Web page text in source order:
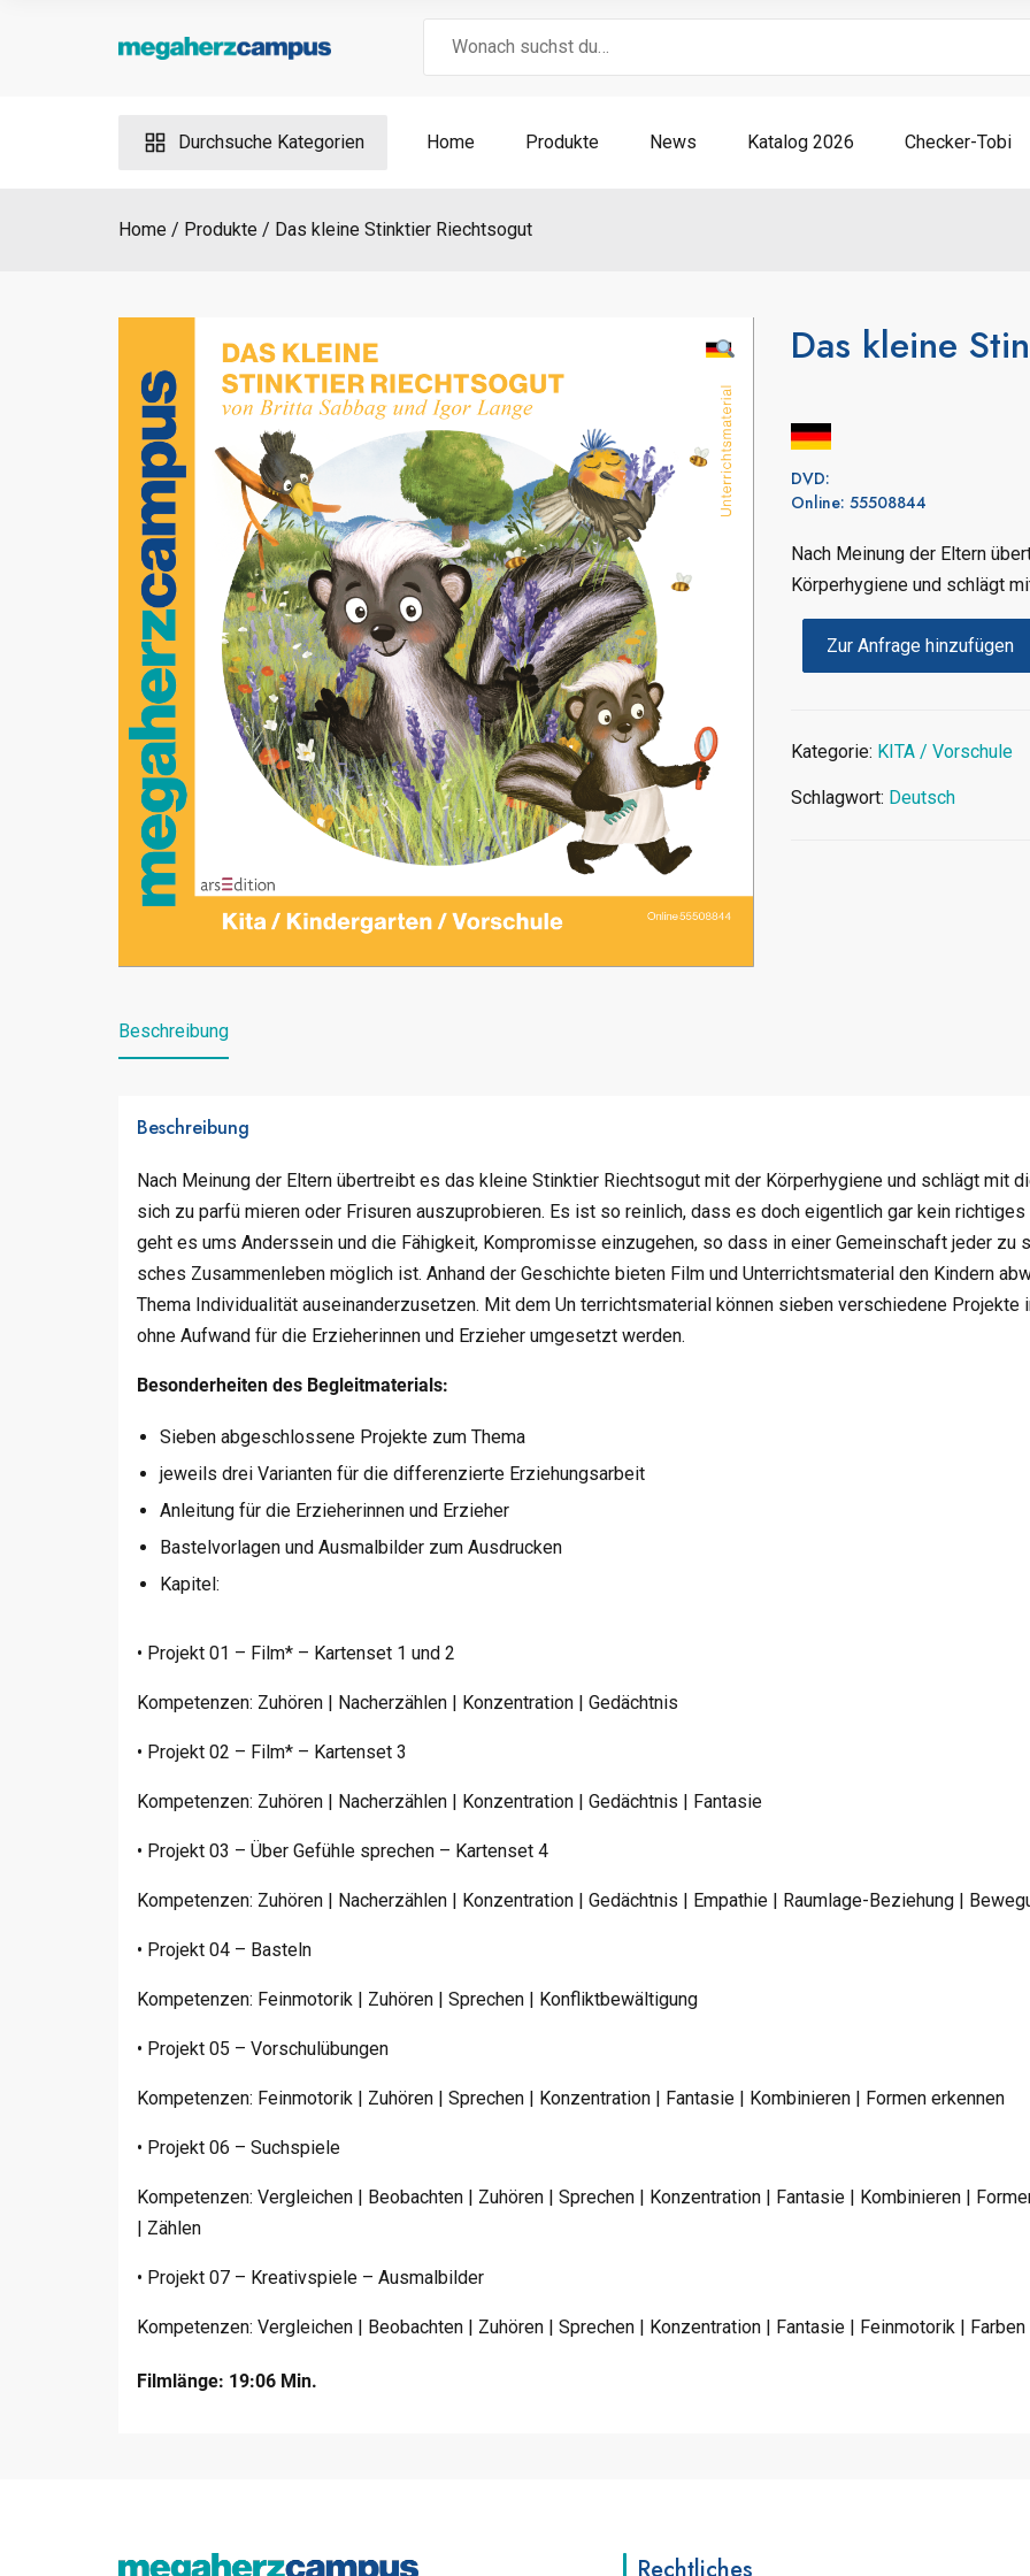
Durchsuche Kategorien Home Produkte News Katalog 2026 Checker-Tobi
Home Produkte Das kleine Stinktier Riechtsogut
Das kleine
DVD:
Online: 55508844
Nach Meinung der Eltern
Körperhygiene und schlägt
Zur Anfrage hinzufügen
Kategorie: KITA / Vorschule
Schlagwort: Deutsch
Beschreibung
Beschreibung
Nach Meinung der Eltern übertreibt es das kleine Stinktier Riechtsogut mit der Körperhygiene und schlägt mit
sich zu parfü mieren oder Frisuren auszuprobieren. Es ist so reinlich, dass es doch eigentlich gar kein
geht es ums Anderssein und die Fähigkeit, Kompromisse einzugehen, so dass in einer Gemeinschaft jeder zu
sches Zusammenleben möglich ist. Anhand der Geschichte bieten Film und Unterrichtsmaterial den Kindern
Thema Individualität auseinanderzusetzen. Mit dem Un terrichtsmaterial können sieben verschiedene Projekte
ohne Aufwand für die Erzieherinnen und Erzieher umgesetzt werden.
Besonderheiten des Begleitmaterials:
Sieben abgeschlossene Projekte zum Thema
jeweils drei Varianten für die differenzierte Erziehungsarbeit
Anleitung für die Erzieherinnen und Erzieher
Bastelvorlagen und Ausmalbilder zum Ausdrucken
Kapitel:
• Projekt 01 – Film* – Kartenset 1 und 2
Kompetenzen: Zuhören | Nacherzählen | Konzentration | Gedächtnis
• Projekt 02 – Film* – Kartenset 3
Kompetenzen: Zuhören | Nacherzählen | Konzentration | Gedächtnis | Fantasie
• Projekt 03 – Über Gefühle sprechen – Kartenset 4
Kompetenzen: Zuhören | Nacherzählen | Konzentration | Gedächtnis | Empathie | Raumlage-Beziehung |
• Projekt 04 – Basteln
Kompetenzen: Feinmotorik | Zuhören | Sprechen | Konfliktbewältigung
• Projekt 05 – Vorschulübungen
Kompetenzen: Feinmotorik | Zuhören | Sprechen | Konzentration | Fantasie | Kombinieren | Formen erkennen
• Projekt 06 – Suchspiele
Kompetenzen: Vergleichen | Beobachten | Zuhören | Sprechen | Konzentration | Fantasie | Kombinieren |
| Zählen
• Projekt 07 – Kreativspiele – Ausmalbilder
Kompetenzen: Vergleichen | Beobachten | Zuhören | Sprechen | Konzentration | Fantasie | Feinmotorik | Farben
Filmlänge: 19:06 Min.